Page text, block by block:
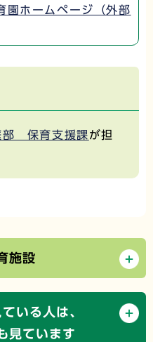
園ホームページ（外部
部 保育支援課が担
施設
いる人は、
見ています